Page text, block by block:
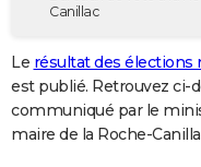
Destinations
City break
Voyage nature
Voyage de noces
Forum
GUIDES D'ACHAT
BONS PLANS
Canillac
Le résultat des élections
est publié. Retrouvez ci-
communiqué par le
maire de la Roche-